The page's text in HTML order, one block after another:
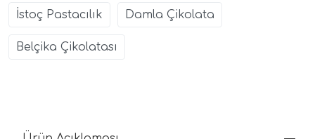
İstoç Pastacılık Damla Çikolata
Belçika Çikolatası